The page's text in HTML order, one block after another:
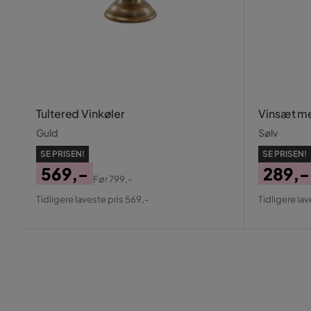
Tultered Vinkøler
Guld
SE PRISEN!
Pris
569,-
Original
Før799,-
Tidligere laveste pris 569,-
Vinsæt
Sølv
SE PRISEN!
Pris
289,-
Tidligere